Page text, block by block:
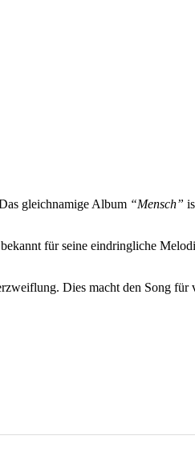
gleichnamige Album “Mensch”
für seine eindringliche
Dies macht den Song